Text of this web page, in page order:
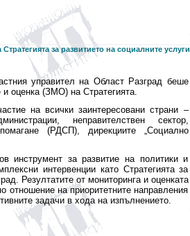
за развитието на социалните услуги
управител на Област Разград беше
оценка (ЗМО) на Стратегията.
на всички заинтересовани страни –
неправителствен сектор,
(РДСП), дирекциите „Социално
инструмент за развитие на политики и
интервенции като Стратегията за
Резултатите от мониторинга и оценката
отношение на приоритетните направления
задачи в хода на изпълнението.